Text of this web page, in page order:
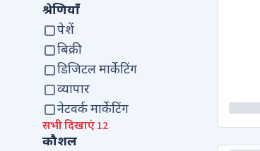
श्रेणियाँ
पेशें
बिक्री
डिजिटल मार्केटिंग
व्यापार
नेटवर्क मार्केटिंग
सभी दिखाएं 12
कौशल